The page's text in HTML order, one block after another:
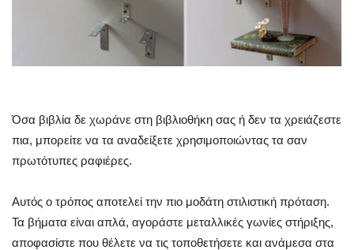
Όσα βιβλία δε χωράνε στη βιβλιοθήκη σας ή δεν τα χρειάζεστε
πια, μπορείτε να τα αναδείξετε χρησιμοποιώντας τα σαν
πρωτότυπες ραφιέρες.
Αυτός ο τρόπος αποτελεί την πιο μοδάτη στιλιστική πρόταση.
Τα βήματα είναι απλά, αγοράστε μεταλλικές γωνίες στήριξης,
αποφασίστε που θέλετε να τις τοποθετήσετε και ανάμεσα στα